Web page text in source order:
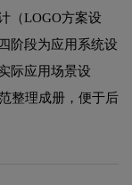
（LOGO方案设
阶段为应用系统设
际应用场景设
整理成册，便于后